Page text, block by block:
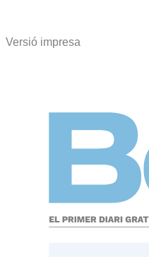
Versió impresa